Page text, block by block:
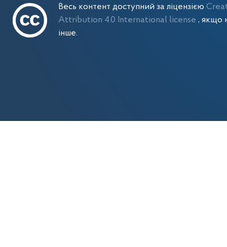
Весь контент доступний за ліцензією
Attribution 4.0 International license , якщо
інше.